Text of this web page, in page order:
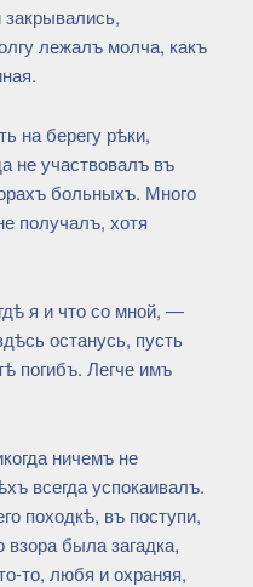
лежалъ молча, какъ
на берегу рѣки,
не участвовалъ въ
больныхъ. Много
получалъ, хотя
я и что со мной, —
останусь, пусть
погибъ. Легче имъ
ничемъ не
всегда успокаивалъ.
походкѣ, въ поступи,
взора была загадка,
то, любя и охраняя,